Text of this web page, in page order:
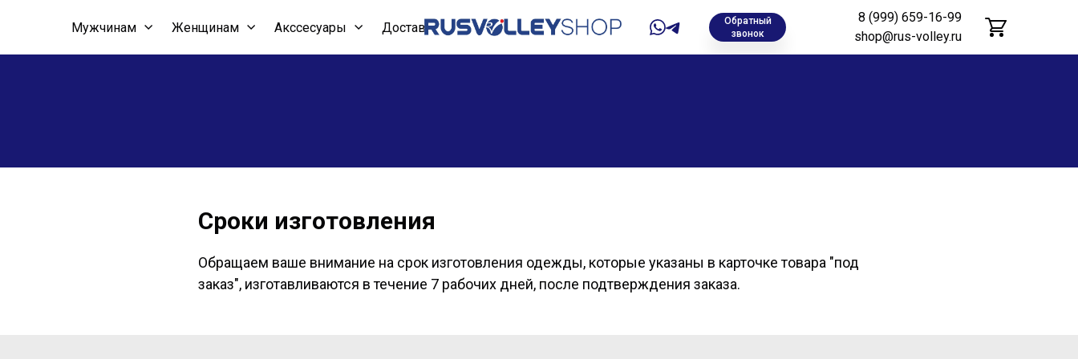
Мужчинам Женщинам Акссесуары Доставка Оплата
Обратный
звонок
8 (999) 659-16-99
shop@rus-volley.ru
Сроки изготовления
Обращаем ваше внимание на срок изготовления одежды, которые указаны в карточке товара "под
заказ", изготавливаются в течение 7 рабочих дней, после подтверждения заказа.